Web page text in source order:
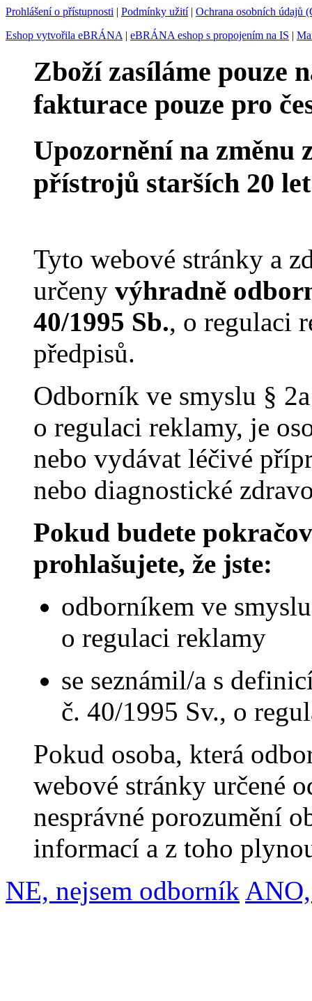
Prohlášení o přístupnosti | Podmínky užití| Ochrana osobních údajů
Eshop vytvořila eBRÁNA | eBRÁNA eshop s propojením na IS |
Zboží zasíláme pouze
fakturace pouze pro
Upozornění na změnu
přístrojů starších 20
Tyto webové stránky a
určeny výhradně
40/1995 Sb., o regulaci
předpisů.
Odborník ve smyslu §
o regulaci reklamy, je
nebo vydávat léčivé
nebo diagnostické
Pokud budete
prohlašujete, že jste:
odborníkem ve
o regulaci reklamy
se seznámil/a s
č. 40/1995 Sv., o
Pokud osoba, která
webové stránky určené
nesprávné porozumění
informací a z toho
NE, nejsem odborník